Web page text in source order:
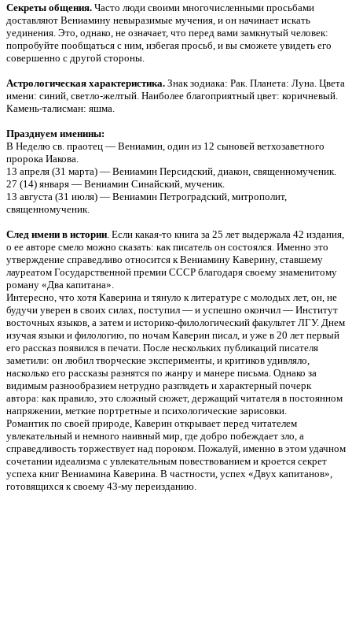
Секреты общения. Часто люди своими многочисленными просьбами
доставляют Вениамину невыразимые мучения, и он начинает искать
уединения. Это, однако, не означает, что перед вами замкнутый человек:
попробуйте пообщаться с ним, избегая просьб, и вы сможете увидеть его
совершенно с другой стороны.
Астрологическая характеристика. Знак зодиака: Рак. Планета: Луна. Цвета
имени: синий, светло-желтый. Наиболее благоприятный цвет: коричневый.
Камень-талисман: яшма.
Празднуем именины:
В Неделю св. праотец — Вениамин, один из 12 сыновей ветхозаветного
пророка Иакова.
13 апреля (31 марта) — Вениамин Персидский, диакон, священномученик.
27 (14) января — Вениамин Синайский, мученик.
13 августа (31 июля) — Вениамин Петроградский, митрополит,
священномученик.
След имени в истории . Если какая-то книга за 25 лет выдержала 42 издания,
о ее авторе смело можно сказать: как писатель он состоялся. Именно это
утверждение справедливо относится к Вениамину Каверину, ставшему
лауреатом Государственной премии СССР благодаря своему знаменитому
роману «Два капитана».
Интересно, что хотя Каверина и тянуло к литературе с молодых лет, он, не
будучи уверен в своих силах, поступил — и успешно окончил — Институт
восточных языков, а затем и историко-филологический факультет ЛГУ. Днем
изучая языки и филологию, по ночам Каверин писал, и уже в 20 лет первый
его рассказ появился в печати. После нескольких публикаций писателя
заметили: он любил творческие эксперименты, и критиков удивляло,
насколько его рассказы разнятся по жанру и манере письма. Однако за
видимым разнообразием нетрудно разглядеть и характерный почерк
автора: как правило, это сложный сюжет, держащий читателя в постоянном
напряжении, меткие портретные и психологические зарисовки.
Романтик по своей природе, Каверин открывает перед читателем
увлекательный и немного наивный мир, где добро побеждает зло, а
справедливость торжествует над пороком. Пожалуй, именно в этом удачном
сочетании идеализма с увлекательным повествованием и кроется секрет
успеха книг Вениамина Каверина. В частности, успех «Двух капитанов»,
готовящихся к своему 43-му переизданию.